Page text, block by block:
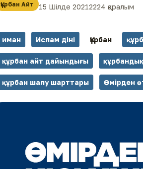
Құрбан Айт 15 Шілде 20212224 қаралым
иман Ислам діні Құрбан
құрбан айт дайындығы
құрбан шалу шарттары Өмірден